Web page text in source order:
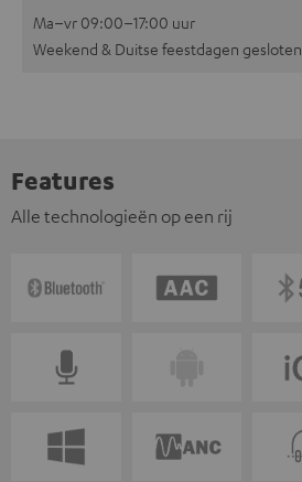
Ma–vr 09:00–17:00 uur
Weekend & Duitse feestdagen gesloten
Features
Alle technologieën op een rij